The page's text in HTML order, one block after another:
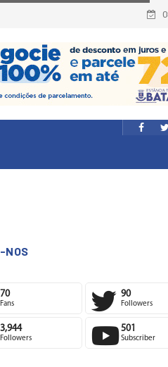
NOS
70
Fans
90
Followers
3,944
Followers
501
Subscriber